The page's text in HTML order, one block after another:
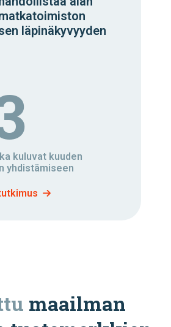
läpinäkyvyyden
kuluvat kuuden
yhdistämiseen
maailman